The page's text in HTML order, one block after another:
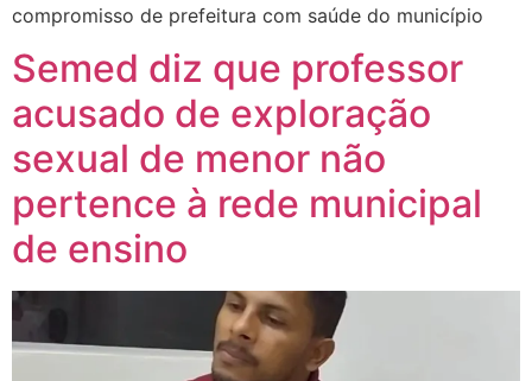
compromisso de prefeitura com saúde do município
Semed diz que professor
acusado de exploração
sexual de menor não
pertence à rede municipal
de ensino